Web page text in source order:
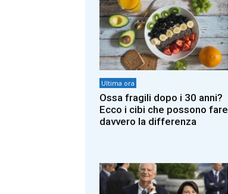
Ultima ora
Ossa fragili dopo i 30 anni?
Ecco i cibi che possono fare
davvero la differenza